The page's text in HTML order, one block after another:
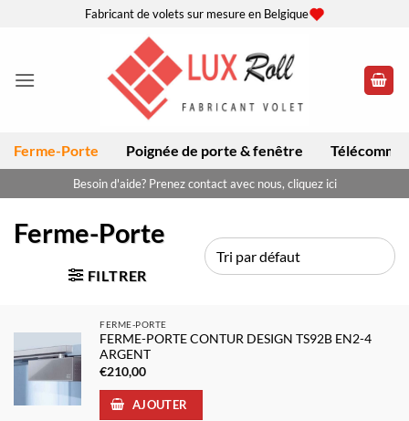
Fabricant de volets sur mesure en Belgique
Ferme-Porte Poignée de porte & fenêtre
Besoin d'aide? Prenez contact avec nous, cliquez ici
Ferme-Porte
FILTRER
FERME-PORTE
FERME-PORTE CONTUR DESIGN TS92B EN2-4
ARGENT
€210,00
AJOUTER